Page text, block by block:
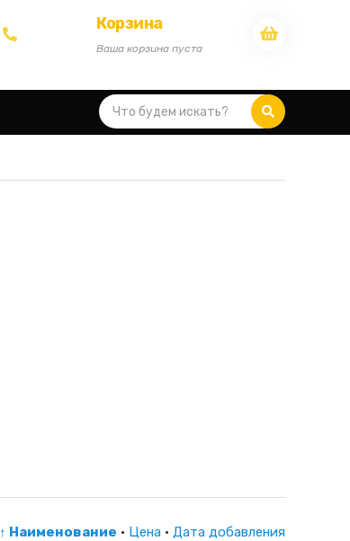
Корзина
Ваша корзина пуста
↑ Наименование · Цена · Дата добавления